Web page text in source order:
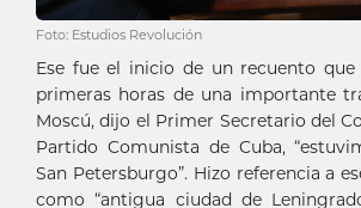
Foto: Estudios Revolución
Ese fue el inicio de un recuento
primeras horas de una importante
Moscú, dijo el Primer Secretario del
Partido Comunista de Cuba,
San Petersburgo”. Hizo referencia a
como “antigua ciudad de